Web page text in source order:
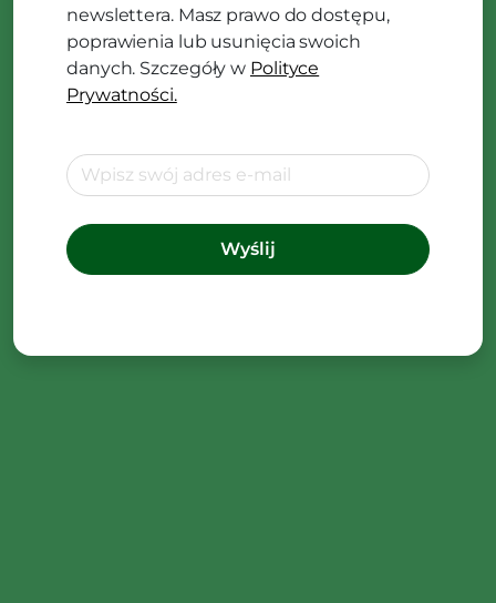
newslettera. Masz prawo do dostępu,
poprawienia lub usunięcia swoich
danych. Szczegóły w Polityce
Prywatności.